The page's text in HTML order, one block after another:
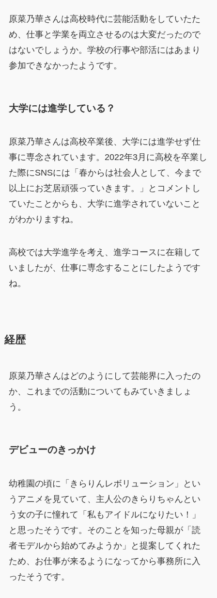
原菜乃華さんは高校時代に芸能活動をしていたた
め、仕事と学業を両立させるのは大変だったので
はないでしょうか。学校の行事や部活にはあまり
参加できなかったようです。
大学には進学している？
原菜乃華さんは高校卒業後、大学には進学せず仕
事に専念されています。2022年3月に高校を卒業し
た際にSNSには「春からは社会人として、今まで
以上にお芝居頑張っていきます。」とコメントし
ていたことからも、大学に進学されていないこと
がわかりますね。
高校では大学進学を考え、進学コースに在籍して
いましたが、仕事に専念することにしたようです
ね。
経歴
原菜乃華さんはどのようにして芸能界に入ったの
か、これまでの活動についてもみていきましょ
う。
デビューのきっかけ
幼稚園の頃に「きらりんレボリューション」とい
うアニメを見ていて、主人公のきらりちゃんとい
う女の子に憧れて「私もアイドルになりたい！」
と思ったそうです。そのことを知った母親が「読
者モデルから始めてみようか」と提案してくれた
ため、お仕事が来るようになってから事務所に入
ったそうです。